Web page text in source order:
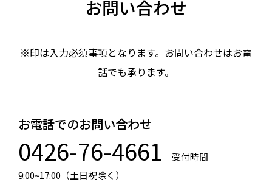
お問い合わせ
※印は入力必須事項となります。お問い合わせはお電
話でも承ります。
お電話でのお問い合わせ
0426-76-4661
受付時間
9:00~17:00（土日祝除く）